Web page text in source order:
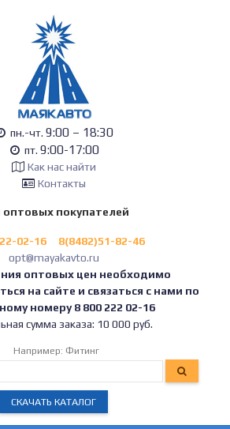
пн.-чт. 9:00 – 18:30
пт. 9:00-17:00
Как нас найти
Контакты
оптовых покупателей
02-16
8(8482)51-82-46
opt@mayakavto.ru
оптовых цен необходимо
на сайте и связаться с нами по
номеру 8 800 222 02-16
сумма заказа: 10 000 руб.
Например: Фитинг
СКАЧАТЬ КАТАЛОГ